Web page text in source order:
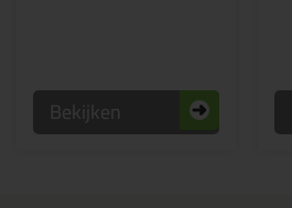
Bekijken